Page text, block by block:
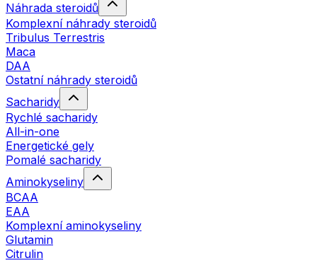
Náhrada steroidů
Komplexní náhrady steroidů
Tribulus Terrestris
Maca
DAA
Ostatní náhrady steroidů
Sacharidy
Rychlé sacharidy
All-in-one
Energetické gely
Pomalé sacharidy
Aminokyseliny
BCAA
EAA
Komplexní aminokyseliny
Glutamin
Citrulin